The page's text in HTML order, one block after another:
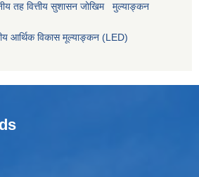
तह वित्तीय सुशासन जोखिम मुल्याङ्कन
आर्थिक विकास मूल्याङ्कन (LED)